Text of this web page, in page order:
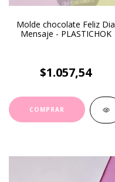
Molde chocolate Feliz Dia
Mensaje - PLASTICHOK
$1.057,54